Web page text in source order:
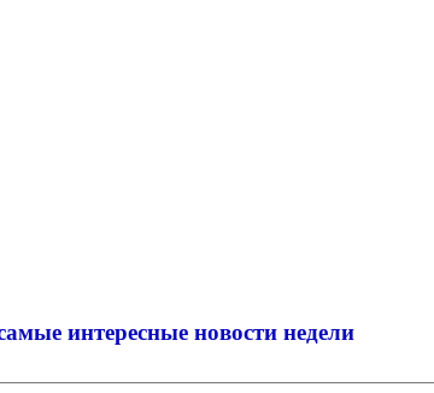
интересные новости недели